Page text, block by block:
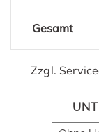
Gesamt
Zzgl.